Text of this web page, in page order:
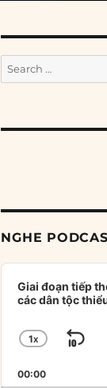
Search
for:
NGHE
Audio
Player
Giai đoạn tiếp
các dân tộc
CHANGE
RATE
1X
00:00